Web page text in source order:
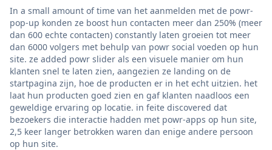
In a small amount of time van het aanmelden met de powr-
pop-up konden ze boost hun contacten meer dan 250% (meer
dan 600 echte contacten) constantly laten groeien tot meer
dan 6000 volgers met behulp van powr social voeden op hun
site. ze added powr slider als een visuele manier om hun
klanten snel te laten zien, aangezien ze landing on de
startpagina zijn, hoe de producten er in het echt uitzien. het
laat hun producten goed zien en gaf klanten naadloos een
geweldige ervaring op locatie. in feite discovered dat
bezoekers die interactie hadden met powr-apps op hun site,
2,5 keer langer betrokken waren dan enige andere persoon
op hun site.